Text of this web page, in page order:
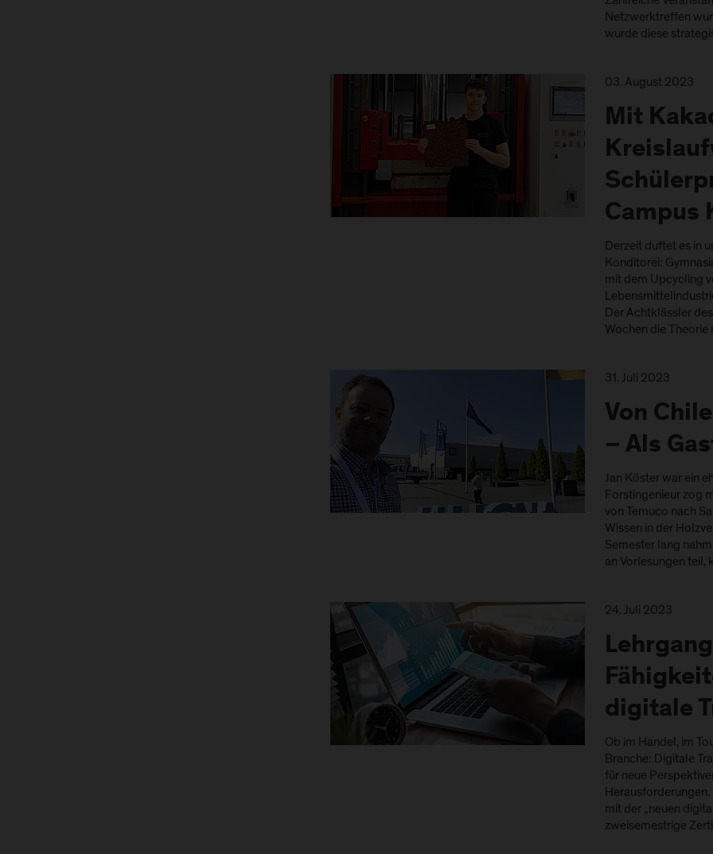
Netzwerktreffen
wurde diese
03. August 2023
Mit
Campus
Derzeit duftet es in
Konditorei:
mit dem Upcycling
Der Achtklässler
Wochen die
31. Juli 2023
Von
– Als
Jan Köster war ein
Forstingenieur zog
von Temuco nach
Wissen in der
Semester lang
an Vorlesungen
24. Juli 2023
digitale
Ob im Handel, im
Branche: Digitale
für neue
mit der „neuen
zweisemestrige